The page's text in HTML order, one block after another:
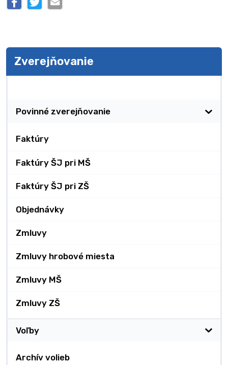
Zverejňovanie
Povinné zverejňovanie
Faktúry
Faktúry ŠJ pri MŠ
Faktúry ŠJ pri ZŠ
Objednávky
Zmluvy
Zmluvy hrobové miesta
Zmluvy MŠ
Zmluvy ZŠ
Voľby
Archív volieb